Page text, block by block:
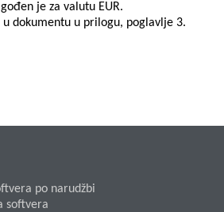
je za valutu EUR.
dokumentu u prilogu, poglavlje 3.
po narudžbi
softvera